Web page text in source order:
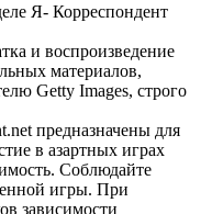
Я- Корреспондент
и воспроизведение
материалов,
Getty Images, строго
предназначены для
в азартных играх
Соблюдайте
игры. При
зависимости